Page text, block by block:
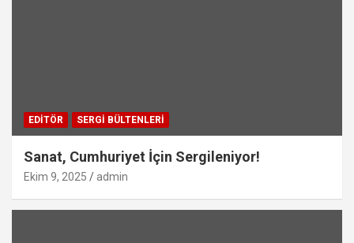
EDITÖR SERGI BÜLTENLERI
Sanat, Cumhuriyet İçin Sergileniyor!
Ekim 9, 2025 admin